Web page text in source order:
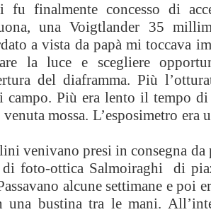
fu finalmente concesso di
una Voigtlander 35
a vista da papà mi toccava
la luce e scegliere
del diaframma. Più
campo. Più era lento il tempo
mossa. L’esposimetro era
venivano presi in consegna da
foto-ottica Salmoiraghi di
alcune settimane e poi
una bustina tra le mani.